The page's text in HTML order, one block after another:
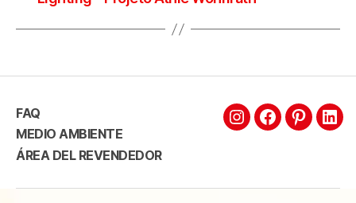
FAQ
MEDIO AMBIENTE
ÁREA DEL REVENDEDOR